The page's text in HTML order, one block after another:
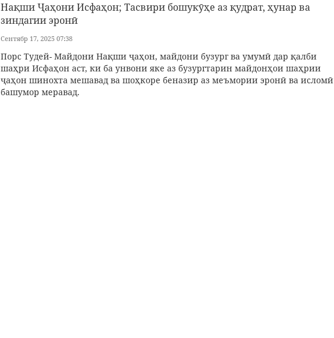
Нақши Ҷаҳони Исфаҳон; Тасвири бошукӯҳе аз қудрат, ҳунар ва
зиндагии эронӣ
Сентябр 17, 2025 07:38
Порс Тудей- Майдони Нақши ҷаҳон, майдони бузург ва умумӣ дар қалби
шаҳри Исфаҳон аст, ки ба унвони яке аз бузургтарин майдонҳои шаҳрии
ҷаҳон шинохта мешавад ва шоҳкоре беназир аз меъмории эронӣ ва исломӣ
башумор меравад.